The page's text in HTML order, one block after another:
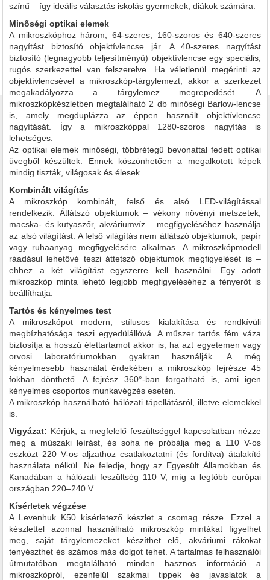
színű – így ideális választás iskolás gyermekek, diákok számára.
Minőségi optikai elemek
A mikroszkóphoz három, 64-szeres, 160-szoros és 640-szeres
nagyítást biztosító objektívlencse jár. A 40-szeres nagyítást
biztosító (legnagyobb teljesítményű) objektívlencse egy speciális,
rugós szerkezettel van felszerelve. Ha véletlenül megérinti az
objektívlencsével a mikroszkóp-tárgylemezt, akkor a szerkezet
megakadályozza a tárgylemez megrepedését. A
mikroszkópkészletben megtalálható 2 db minőségi Barlow-lencse
is, amely megduplázza az éppen használt objektívlencse
nagyítását. Így a mikroszkóppal 1280-szoros nagyítás is
lehetséges.
Az optikai elemek minőségi, többrétegű bevonattal fedett optikai
üvegből készültek. Ennek köszönhetően a megalkotott képek
mindig tiszták, világosak és élesek.
Kombinált világítás
A mikroszkóp kombinált, felső és alsó LED-világítással
rendelkezik. Átlátszó objektumok – vékony növényi metszetek,
macska- és kutyaszőr, akváriumvíz – megfigyeléséhez használja
az alsó világítást. A felső világítás nem átlátszó objektumok, papír
vagy ruhaanyag megfigyelésére alkalmas. A mikroszkópmodell
ráadásul lehetővé teszi áttetsző objektumok megfigyelését is –
ehhez a két világítást egyszerre kell használni. Egy adott
mikroszkóp minta lehető legjobb megfigyeléséhez a fényerőt is
beállíthatja.
Tartós és kényelmes test
A mikroszkópot modern, stílusos kialakítása és rendkívüli
megbízhatósága teszi egyedülállóvá. A műszer tartós fém váza
biztosítja a hosszú élettartamot akkor is, ha azt egyetemen vagy
orvosi laboratóriumokban gyakran használják. A még
kényelmesebb használat érdekében a mikroszkóp fejrésze 45
fokban dönthető. A fejrész 360°-ban forgatható is, ami igen
kényelmes csoportos munkavégzés esetén.
A mikroszkóp használható hálózati tápellátásról, illetve elemekkel
is.
Vigyázat: Kérjük, a megfelelő feszültséggel kapcsolatban nézze
meg a műszaki leírást, és soha ne próbálja meg a 110 V-os
eszközt 220 V-os aljzathoz csatlakoztatni (és fordítva) átalakító
használata nélkül. Ne feledje, hogy az Egyesült Államokban és
Kanadában a hálózati feszültség 110 V, míg a legtöbb európai
országban 220–240 V.
Kísérletek végzése
A Levenhuk K50 kísérletező készlet a csomag része. Ezzel a
készlettel azonnal használható mikroszkóp mintákat figyelhet
meg, saját tárgylemezeket készíthet elő, akváriumi rákokat
tenyészthet és számos más dolgot tehet. A tartalmas felhasználói
útmutatóban megtalálható minden hasznos információ a
mikroszkópról, ezenfelül szakmai tippek és javaslatok a